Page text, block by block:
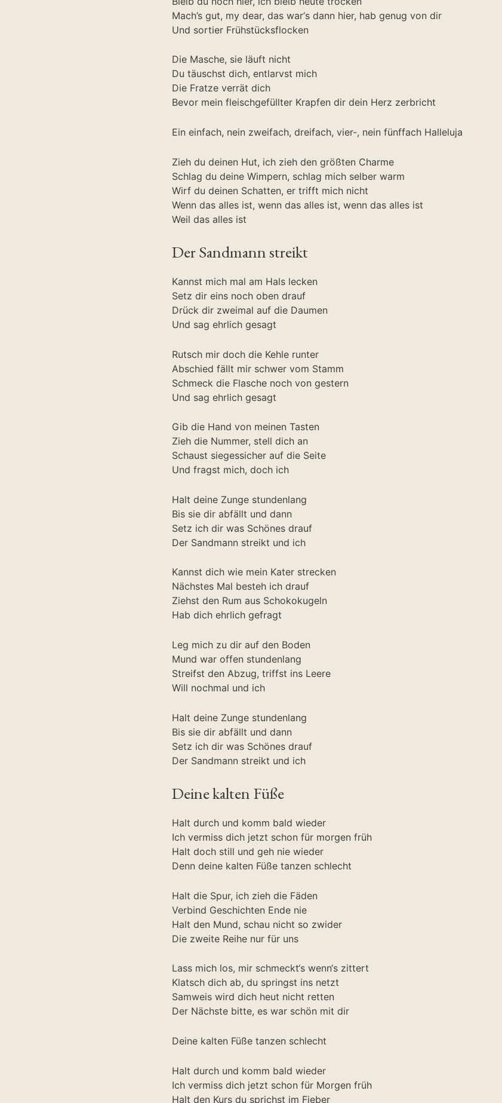
Mach’s gut, my dear, das war‘s dann hier, hab genug von dir
Und sortier Frühstücksflocken
Die Masche, sie läuft nicht
Du täuschst dich, entlarvst mich
Die Fratze verrät dich
Bevor mein fleischgefüllter Krapfen dir dein Herz zerbricht
Ein einfach, nein zweifach, dreifach, vier-, nein fünffach Halleluja
Zieh du deinen Hut, ich zieh den größten Charme
Schlag du deine Wimpern, schlag mich selber warm
Wirf du deinen Schatten, er trifft mich nicht
Wenn das alles ist, wenn das alles ist, wenn das alles ist
Weil das alles ist
Der Sandmann streikt
Kannst mich mal am Hals lecken
Setz dir eins noch oben drauf
Drück dir zweimal auf die Daumen
Und sag ehrlich gesagt
Rutsch mir doch die Kehle runter
Abschied fällt mir schwer vom Stamm
Schmeck die Flasche noch von gestern
Und sag ehrlich gesagt
Gib die Hand von meinen Tasten
Zieh die Nummer, stell dich an
Schaust siegessicher auf die Seite
Und fragst mich, doch ich
Halt deine Zunge stundenlang
Bis sie dir abfällt und dann
Setz ich dir was Schönes drauf
Der Sandmann streikt und ich
Kannst dich wie mein Kater strecken
Nächstes Mal besteh ich drauf
Ziehst den Rum aus Schokokugeln
Hab dich ehrlich gefragt
Leg mich zu dir auf den Boden
Mund war offen stundenlang
Streifst den Abzug, triffst ins Leere
Will nochmal und ich
Halt deine Zunge stundenlang
Bis sie dir abfällt und dann
Setz ich dir was Schönes drauf
Der Sandmann streikt und ich
Deine kalten Füße
Halt durch und komm bald wieder
Ich vermiss dich jetzt schon für morgen früh
Halt doch still und geh nie wieder
Denn deine kalten Füße tanzen schlecht
Halt die Spur, ich zieh die Fäden
Verbind Geschichten Ende nie
Halt den Mund, schau nicht so zwider
Die zweite Reihe nur für uns
Lass mich los, mir schmeckt‘s wenn‘s zittert
Klatsch dich ab, du springst ins netzt
Samweis wird dich heut nicht retten
Der Nächste bitte, es war schön mit dir
Deine kalten Füße tanzen schlecht
Halt durch und komm bald wieder
Ich vermiss dich jetzt schon für Morgen früh
Halt den Kurs du sprichst im Fieber